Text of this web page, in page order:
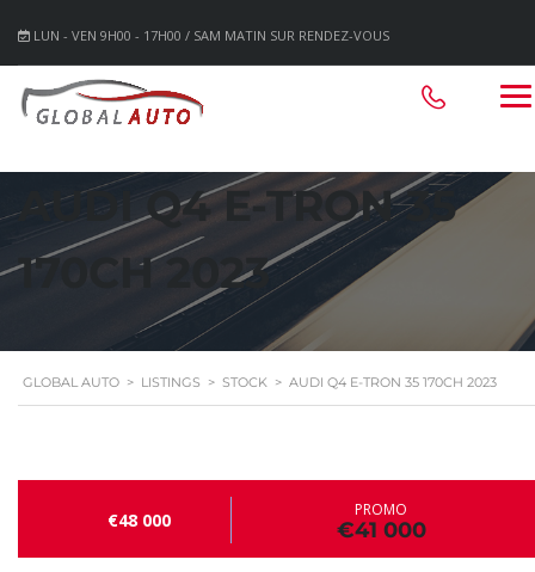
LUN - VEN 9H00 - 17H00 / SAM MATIN SUR RENDEZ-VOUS
AUDI Q4 E-TRON 35
170CH 2023
GLOBAL AUTO > LISTINGS > STOCK > AUDI Q4 E-TRON 35 170CH 2023
€48 000 PROMO
€41 000